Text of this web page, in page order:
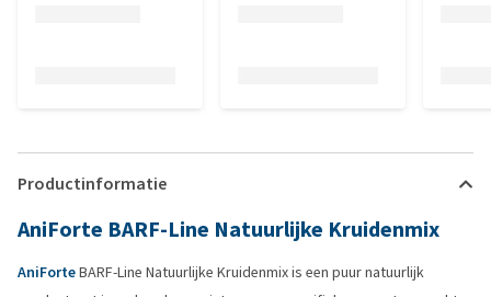
Productinformatie
AniForte BARF-Line Natuurlijke Kruidenmix
AniForteBARF-Line Natuurlijke Kruidenmix is een puur natuurlijk